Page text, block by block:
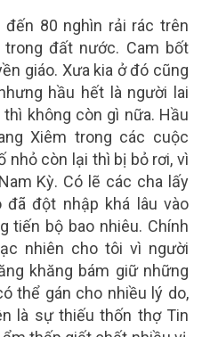
80 nghìn rải rác trên
đất nước. Cam bốt
giáo. Xưa kia ở đó cũng
hầu hết là người lai
không còn gì nữa. Hầu
Xiêm trong các cuộc
nhỏ còn lại thì bị bỏ rơi, vì
Kỳ. Có lẽ các cha lấy
đã đột nhập khá lâu vào
tiến bộ bao nhiêu. Chính
nhiên cho tôi vì người
khăng bám giữ những
thể gán cho nhiều lý do,
là sự thiếu thốn thợ Tin